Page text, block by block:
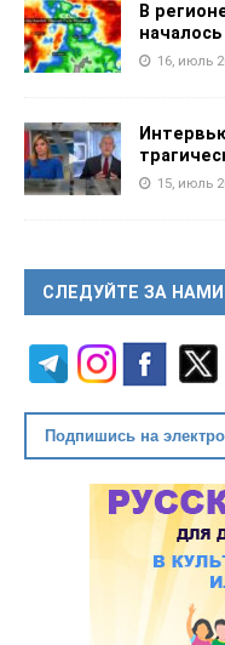
В
16, июль
15, июль
СЛЕДУЙТЕ ЗА НАМИ
Подпишись на